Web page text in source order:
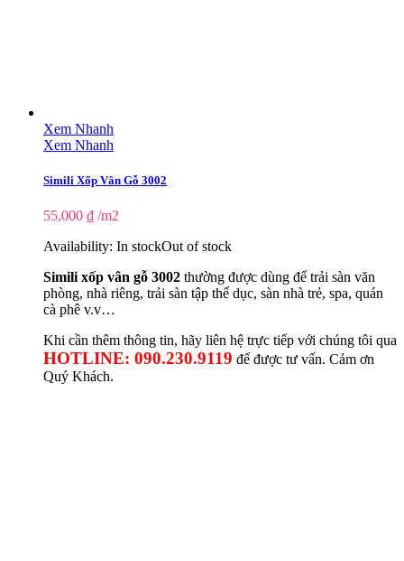
Xem Nhanh
Xem Nhanh
Simili Xốp Vân Gỗ 3002
55,000 ₫ /m2
Availability: In stockOut of stock
Simili xốp vân gỗ 3002 thường được dùng để trải sàn văn
phòng, nhà riêng, trải sàn tập thể dục, sàn nhà trẻ, spa, quán
cà phê v.v…
Khi cần thêm thông tin, hãy liên hệ trực tiếp với chúng tôi qua
HOTLINE: 090.230.9119 để được tư vấn. Cảm ơn
Quý Khách.